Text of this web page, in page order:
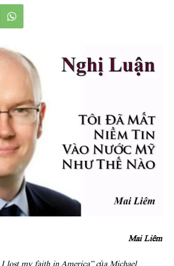
Mai Liêm
lost my faith in America” của Michael